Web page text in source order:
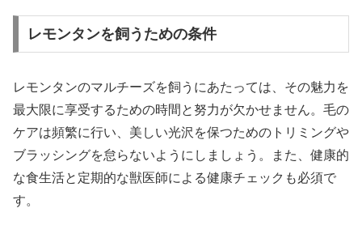
レモンタンを飼うための条件
レモンタンのマルチーズを飼うにあたっては、その魅力を
最大限に享受するための時間と努力が欠かせません。毛の
ケアは頻繁に行い、美しい光沢を保つためのトリミングや
ブラッシングを怠らないようにしましょう。また、健康的
な食生活と定期的な獣医師による健康チェックも必須で
す。